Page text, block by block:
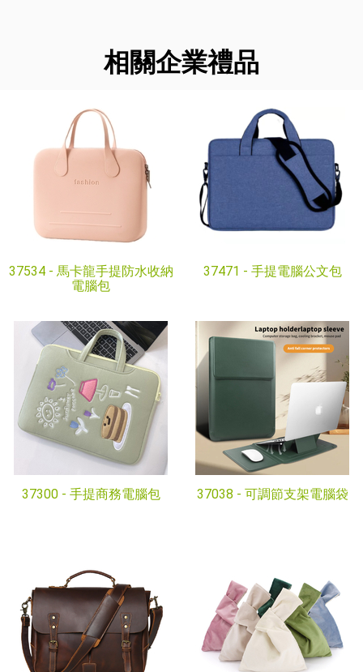
相關企業禮品
37534 - 馬卡龍手提防水收納
電腦包
37471 - 手提電腦公文包
37300 - 手提商務電腦包 37038 - 可調節支架電腦袋